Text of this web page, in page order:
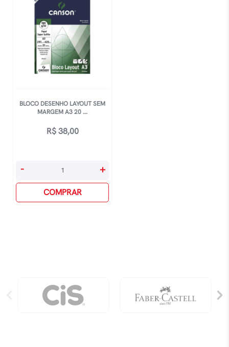
BLOCO DESENHO LAYOUT SEM
MARGEM A3 20 ...
R$38,00
Bloco
Sem
- +
COMPRAR